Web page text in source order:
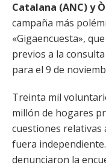
Catalana (ANC) y
campaña más
«Gigaencuesta»,
previos a la
para el 9 de
Treinta mil
millón de hogares
cuestiones relativas
fuera
denunciaron la